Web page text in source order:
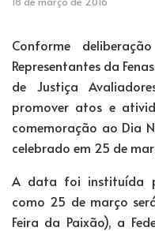
Conforme
Representantes da
de Justiça
promover atos e
comemoração ao Dia
celebrado em 25 de
A data foi instituída
como 25 de março
Feira da Paixão), a